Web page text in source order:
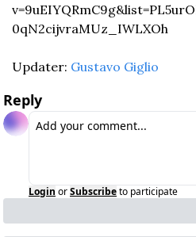
0qN2cijvraMUz_IWLXOh
Updater: Gustavo Giglio
Reply
Login orSubscribeto participate